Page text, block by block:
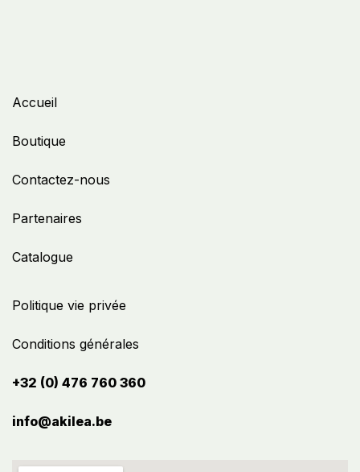
Politique vie privée
Conditions générales
+32 (0) 476 760 360
info@akilea.be​
Accueil
Boutique
Contactez-nous
Partenaires
Catalogue